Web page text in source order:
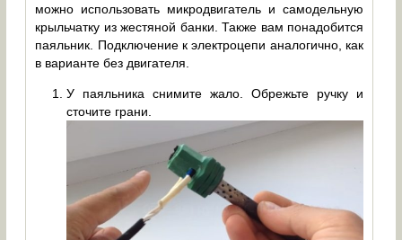
можно использовать микродвигатель и самодельную
крыльчатку из жестяной банки. Также вам понадобится
паяльник. Подключение к электроцепи аналогично, как
в варианте без двигателя.
У паяльника снимите жало. Обрежьте ручку и
сточите грани.